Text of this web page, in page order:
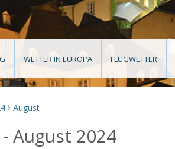
WETTER IN EUROPA FLUGWETTER
> August
August 2024